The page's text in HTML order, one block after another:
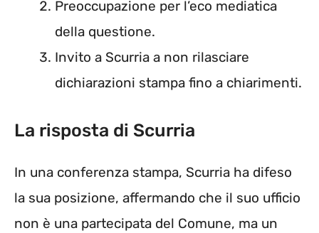
Preoccupazione per l’eco mediatica
della questione.
Invito a Scurria a non rilasciare
dichiarazioni stampa fino a chiarimenti.
La risposta di Scurria
In una conferenza stampa, Scurria ha difeso
la sua posizione, affermando che il suo ufficio
non è una partecipata del Comune, ma un